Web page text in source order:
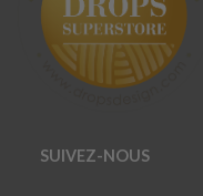
SUIVEZ-NOUS